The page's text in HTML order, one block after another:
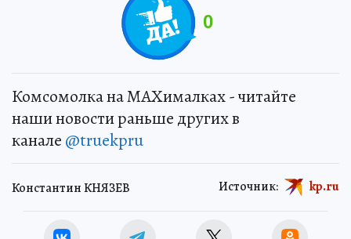
0
Комсомолка на MAXималках - читайте
наши новости раньше других в
канале @truekpru
Константин КНЯЗЕВ Источник: kp.ru